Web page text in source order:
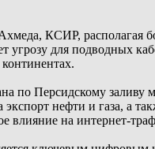
КСИР, располагая
угрозу для подводных
по Персидскому заливу
экспорт нефти и газа, а
влияние на интернет-